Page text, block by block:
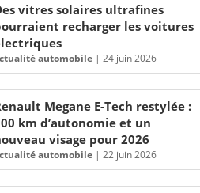
vitres solaires ultrafines
recharger les voitures
automobile | 24 juin 2026
Megane E-Tech restylée :
km d’autonomie et un
visage pour 2026
automobile | 22 juin 2026